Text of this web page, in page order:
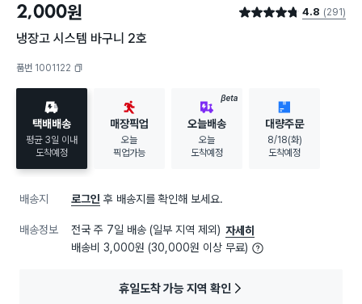
2,000원 별점 4.8점 4.8 (291)
냉장고 시스템 바구니 2호
품번 1001122
택배배송
평균 3일 이내
도착예정
매장픽업
오늘
픽업가능
BETA
오늘배송
오늘
도착예정
대량주문
8/18(화)
도착예정
배송지 로그인 후 배송지를 확인해 보세요.
배송정보 전국 주 7일 배송 (일부 지역 제외) 자세히
배송비 3,000원 (30,000원 이상 무료)
휴일도착 가능 지역 확인